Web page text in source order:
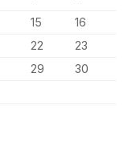
15
16
22
23
29
30